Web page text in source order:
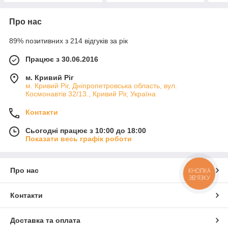
Про нас
89% позитивних з 214 відгуків за рік
Працює з 30.06.2016
м. Кривий Ріг
м. Кривий Ріг, Дніпропетровська область, вул.
Космонавтів 32/13., Кривий Ріг, Україна
Контакти
Сьогодні працює з 10:00 до 18:00
Показати весь графік роботи
Про нас
Контакти
Доставка та оплата
КНОПКА
ЗВ'ЯЗКУ